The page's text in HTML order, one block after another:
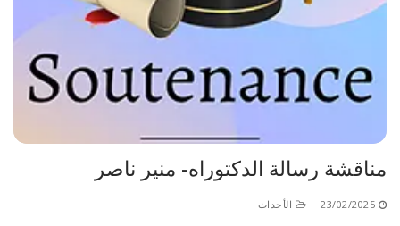
مناقشة رسالة الدكتوراه- منير ناصر
23/02/2025 الأحداث